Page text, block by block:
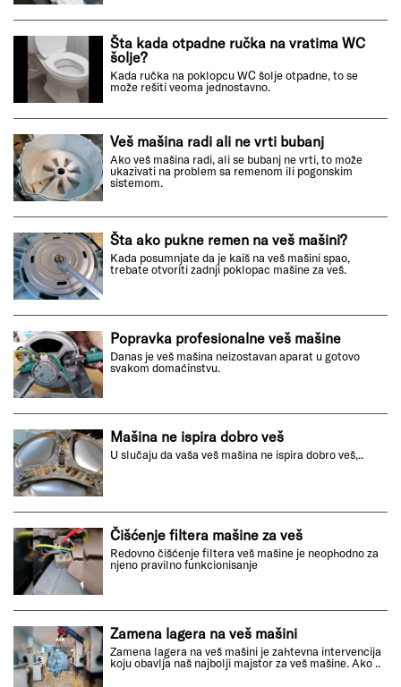
Šta kada otpadne ručka na vratima WC
šolje?
Kada ručka na poklopcu WC šolje otpadne, to se
može rešiti veoma jednostavno.
Veš mašina radi ali ne vrti bubanj
Ako veš mašina radi, ali se bubanj ne vrti, to može
ukazivati na problem sa remenom ili pogonskim
sistemom.
Šta ako pukne remen na veš mašini?
Kada posumnjate da je kaiš na veš mašini spao,
trebate otvoriti zadnji poklopac mašine za veš.
Popravka profesionalne veš mašine
Danas je veš mašina neizostavan aparat u gotovo
svakom domaćinstvu.
Mašina ne ispira dobro veš
U slučaju da vaša veš mašina ne ispira dobro veš,..
Čišćenje filtera mašine za veš
Redovno čišćenje filtera veš mašine je neophodno za
njeno pravilno funkcionisanje
Zamena lagera na veš mašini
Zamena lagera na veš mašini je zahtevna intervencija
koju obavlja naš najbolji majstor za veš mašine. Ako ..